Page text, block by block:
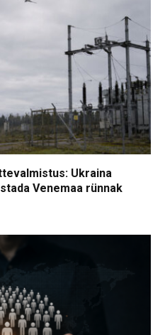
Ukraina
Venemaa rünnak